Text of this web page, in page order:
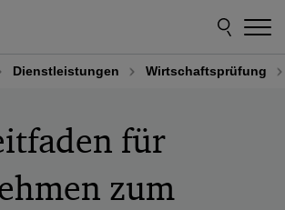
Dienstleistungen Wirtschaftsprüfung
für
zum